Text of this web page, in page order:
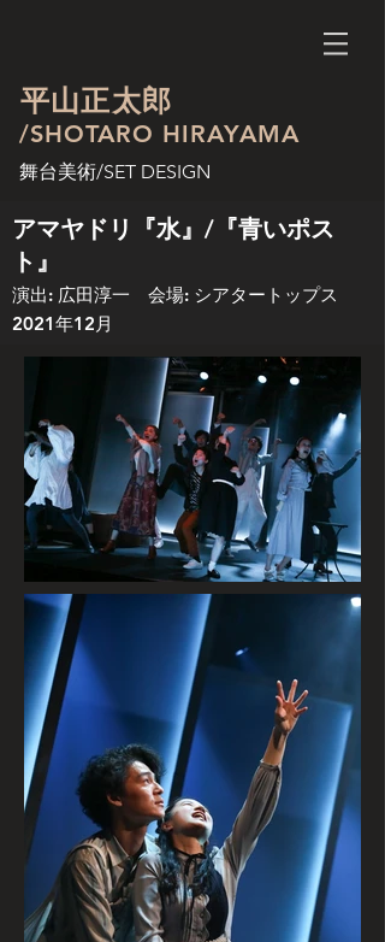
平山正太郎
/SHOTARO HIRAYAMA
舞台美術/SET DESIGN
アマヤドリ『水』/『青いポス
ト』
演出: 広田淳一 会場: シアタートップス
2021年12月